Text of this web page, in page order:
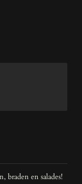
braden en salades!